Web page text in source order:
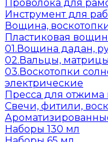
Проволока для
Инструмент для
Вощина,
Пластиковая
01.Вощина дадан,
02.Вальцы,
03.Воскотопки
электрические
Пресса для отжима
Свечи, фитили,
Наборы 130 мл